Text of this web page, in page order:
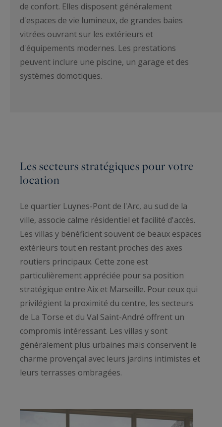
de confort. Elles disposent généralement
d'espaces de vie lumineux, de grandes baies
vitrées ouvrant sur les extérieurs et
d'équipements modernes. Les prestations
peuvent inclure une piscine, un garage et des
systèmes domotiques.
Les secteurs stratégiques pour votre
location
Le quartier Luynes-Pont de l'Arc, au sud de la
ville, associe calme résidentiel et facilité d'accès.
Les villas y bénéficient souvent de beaux espaces
extérieurs tout en restant proches des axes
routiers principaux. Cette zone est
particulièrement appréciée pour sa position
stratégique entre Aix et Marseille. Pour ceux qui
privilégient la proximité du centre, les secteurs
de La Torse et du Val Saint-André offrent un
compromis intéressant. Les villas y sont
généralement plus urbaines mais conservent le
charme provençal avec leurs jardins intimistes et
leurs terrasses ombragées.